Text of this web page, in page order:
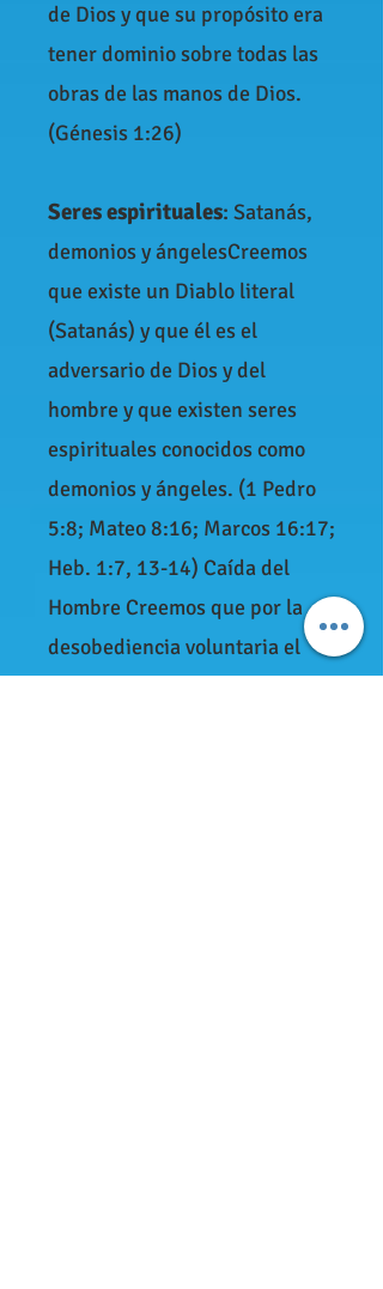
de Dios y que su propósito era
tener dominio sobre todas las
obras de las manos de Dios.
(Génesis 1:26)
Seres espirituales: Satanás,
demonios y ángelesCreemos
que existe un Diablo literal
(Satanás) y que él es el
adversario de Dios y del
hombre y que existen seres
espirituales conocidos como
demonios y ángeles. (1 Pedro
5:8; Mateo 8:16; Marcos 16:17;
Heb. 1:7, 13-14) Caída del
Hombre Creemos que por la
desobediencia voluntaria el